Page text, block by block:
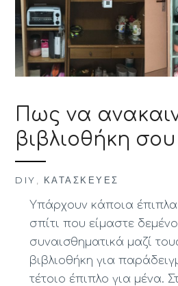
Πως να
βιβλιοθήκη σου
DIY ΚΑΤΑΣΚΕΥΈΣ
Υπάρχουν κάποια
σπίτι που είμαστε
συναισθηματικά μαζί
βιβλιοθήκη για
τέτοιο έπιπλο για μένα.